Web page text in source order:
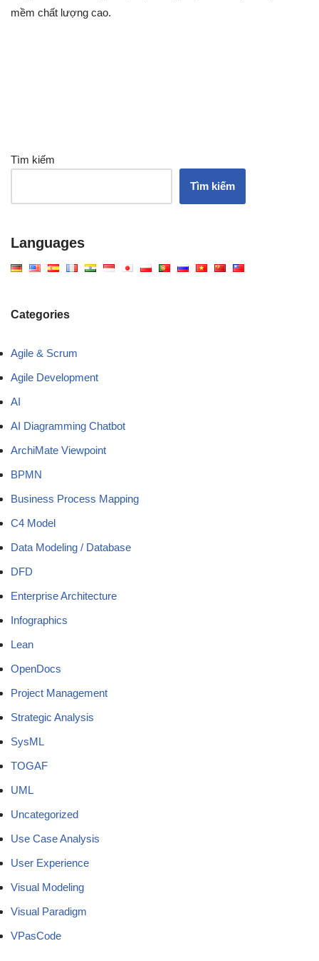
mềm chất lượng cao.
Tìm kiếm
Tìm kiếm
Languages
Categories
Agile & Scrum
Agile Development
AI
AI Diagramming Chatbot
ArchiMate Viewpoint
BPMN
Business Process Mapping
C4 Model
Data Modeling / Database
DFD
Enterprise Architecture
Infographics
Lean
OpenDocs
Project Management
Strategic Analysis
SysML
TOGAF
UML
Uncategorized
Use Case Analysis
User Experience
Visual Modeling
Visual Paradigm
VPasCode